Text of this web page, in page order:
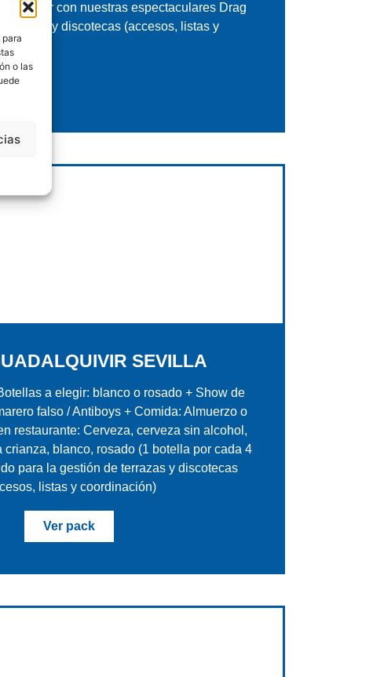
o las
humor con nuestras espectaculares Drag
y discotecas (accesos, listas y
SEVILLA
a elegir: blanco o rosado + Show de
falso / Antiboys + Comida: Almuerzo o
restaurante: Cerveza, cerveza sin alcohol,
crianza, blanco, rosado (1 botella por cada 4
para la gestión de terrazas y discotecas
listas y coordinación)
Ver pack